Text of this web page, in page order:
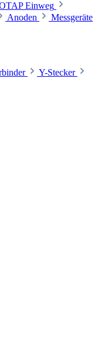
Einweg
Anoden Messgeräte
Y-Stecker